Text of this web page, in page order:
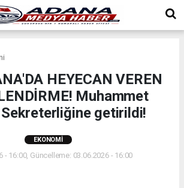
HEYECAN VEREN
Muhammet
getirildi!
EKONOMI
- 16:00, Güncelleme: 03.06.2026 - 16:00